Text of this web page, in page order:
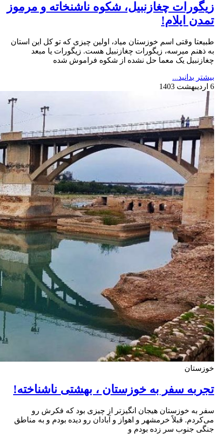
زیگورات چغازنبیل، شکوه ناشنخاته و مرموز
تمدن ایلام!
طبیعتا وقتی اسم خوزستان میاد، اولین چیزی که تو کل این استان
به ذهنم میرسه، زیگورات چغازنبیل هست. زیگورات یا مبعد
چغازنبیل یک معما حل نشده از شکوه فراموش شده
بیشتر بدانید...
6 اردیبهشت 1403
خوزستان
تجربه سفر به خوزستان ، بهشتی ناشناخته!
سفر به خوزستان هیجان انگیزتر از چیزی بود که فکرش رو
می‌کردم. قبلاً خرمشهر و اهواز و آبادان رو دیده بودم و به مناطق
جنگی جنوب سر زده بودم و